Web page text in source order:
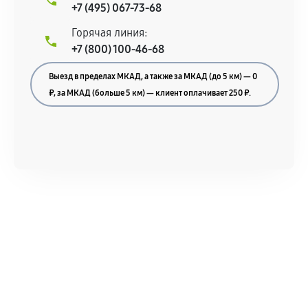
+7 (495) 067-73-68
Горячая линия:
+7 (800) 100-46-68
Выезд в пределах МКАД, а также за МКАД (до 5 км) — 0
₽, за МКАД (больше 5 км) — клиент оплачивает 250 ₽.